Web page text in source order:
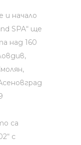
начало
SPA“ ще
над 160
са
с